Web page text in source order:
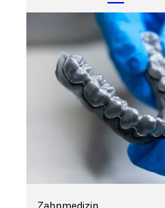
Zahnmedizin